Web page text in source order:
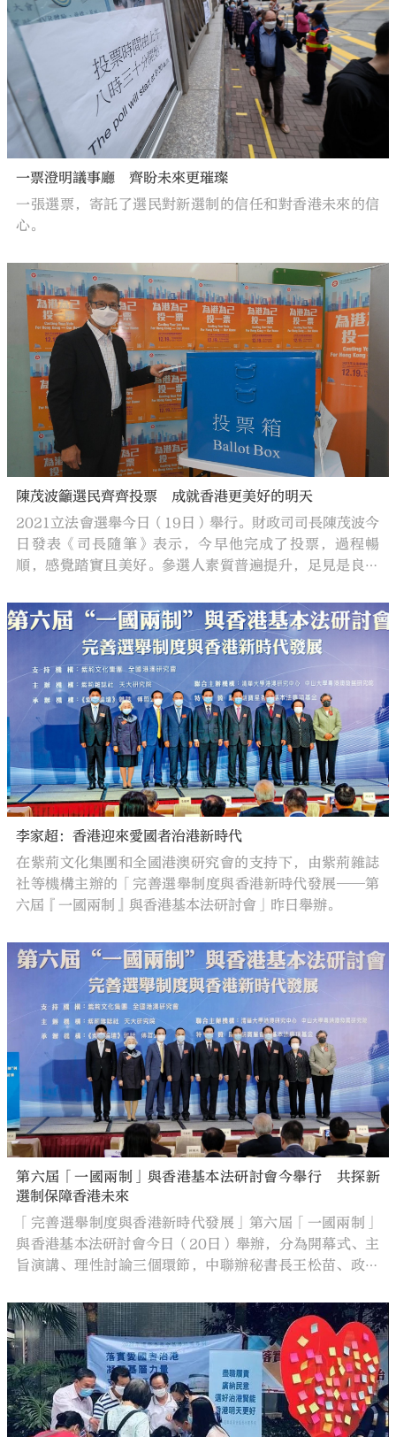
一票澄明議事廳 齊盼未來更璀璨
一張選票，寄託了選民對新選制的信任和對香港未來的信
心。
陳茂波籲選民齊齊投票 成就香港更美好的明天
2021立法會選舉今日（19日）舉行。財政司司長陳茂波今
日發表《司長隨筆》表示，今早他完成了投票，過程暢
順，感覺踏實且美好。參選人素質普遍提升，足見是良政
就香港更美好的明天。
李家超：香港迎來愛國者治港新時代
在紫荊文化集團和全國港澳研究會的支持下，由紫荊雜誌
社等機構主辦的「完善選舉制度與香港新時代發展──第
六屆『一國兩制』與香港基本法研討會」昨日舉辦。
第六屆「一國兩制」與香港基本法研討會今舉行 共探新
選制保障香港未來
「完善選舉制度與香港新時代發展」第六屆「一國兩制」
與香港基本法研討會今日（20日）舉辦，分為開幕式、主
旨演講、理性討論三個環節，中聯辦秘書長王松苗、政務